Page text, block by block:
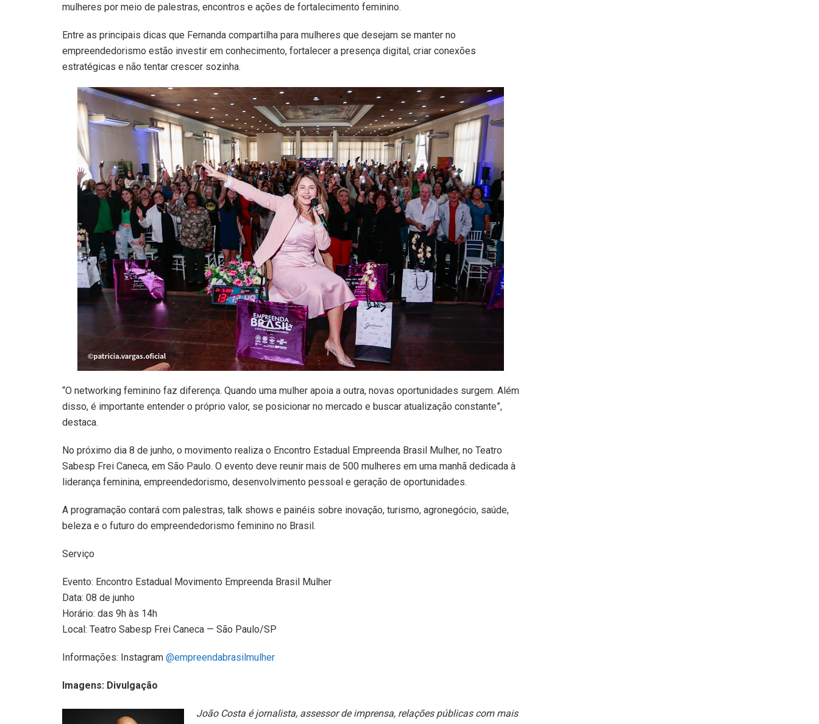
mulheres por meio de palestras, encontros e ações de fortalecimento feminino.
Entre as principais dicas que Fernanda compartilha para mulheres que desejam se manter no
empreendedorismo estão investir em conhecimento, fortalecer a presença digital, criar conexões
estratégicas e não tentar crescer sozinha.
“O networking feminino faz diferença. Quando uma mulher apoia a outra, novas oportunidades surgem. Além
disso, é importante entender o próprio valor, se posicionar no mercado e buscar atualização constante”,
destaca.
No próximo dia 8 de junho, o movimento realiza o Encontro Estadual Empreenda Brasil Mulher, no Teatro
Sabesp Frei Caneca, em São Paulo. O evento deve reunir mais de 500 mulheres em uma manhã dedicada à
liderança feminina, empreendedorismo, desenvolvimento pessoal e geração de oportunidades.
A programação contará com palestras, talk shows e painéis sobre inovação, turismo, agronegócio, saúde,
beleza e o futuro do empreendedorismo feminino no Brasil.
Serviço
Evento: Encontro Estadual Movimento Empreenda Brasil Mulher
Data: 08 de junho
Horário: das 9h às 14h
Local: Teatro Sabesp Frei Caneca — São Paulo/SP
Informações: Instagram @empreendabrasilmulher
Imagens: Divulgação
João Costa é jornalista, assessor de imprensa, relações públicas com mais